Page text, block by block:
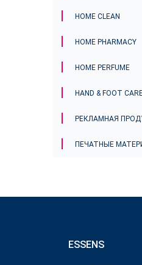
HOME CLEAN
HOME PHARMACY
HOME PERFUME
HAND & FOOT
РЕКЛАМНАЯ
ПЕЧАТНЫЕ
ESSENS